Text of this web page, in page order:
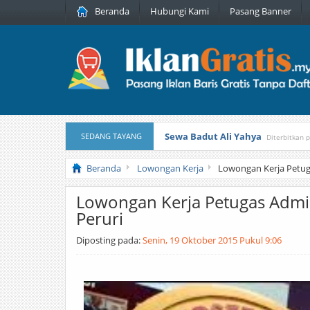
Beranda Hubungi Kami Pasang Banner
SEDANG TAYANG Sewa Badut Ali Yahya Diterbitkan
Honda Brio 1.3 E AT CBU 2012
Beranda Lowongan Kerja Lowongan Kerja
Lowongan Kerja Petugas
Peruri
Diposting pada:Senin, 19 Oktober 2015 Pukul 9:06